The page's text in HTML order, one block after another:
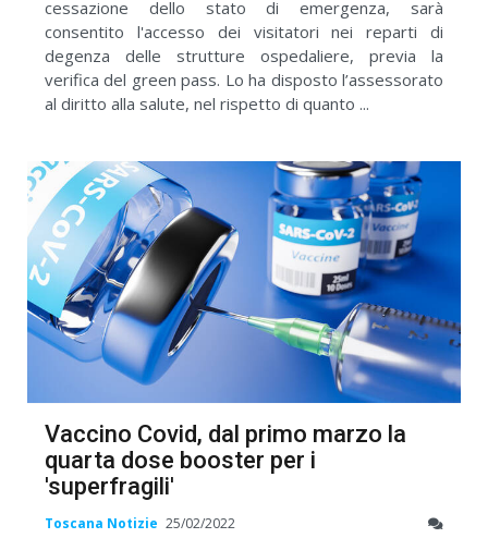
cessazione dello stato di emergenza, sarà
consentito l'accesso dei visitatori nei reparti di
degenza delle strutture ospedaliere, previa la
verifica del green pass. Lo ha disposto l’assessorato
al diritto alla salute, nel rispetto di quanto ...
Vaccino Covid, dal primo marzo la
quarta dose booster per i
'superfragili'
Toscana Notizie 25/02/2022